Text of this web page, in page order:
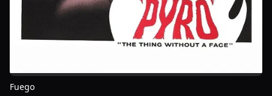
Fuego